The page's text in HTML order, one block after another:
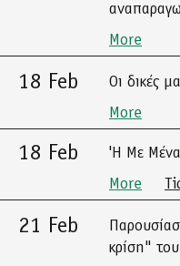
More
18 Feb
Οι δικές
More
18 Feb
'Η Με
More
21 Feb
κρίση"